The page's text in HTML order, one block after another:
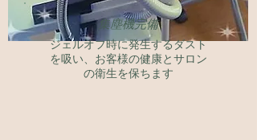
​集塵機完備
​ジェルオフ時に発生するダスト
を吸い、お客様の健康とサロン
の衛生を保ちます